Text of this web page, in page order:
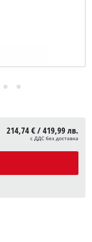
214,74 € / 419,99 лв.
с ДДС без доставка